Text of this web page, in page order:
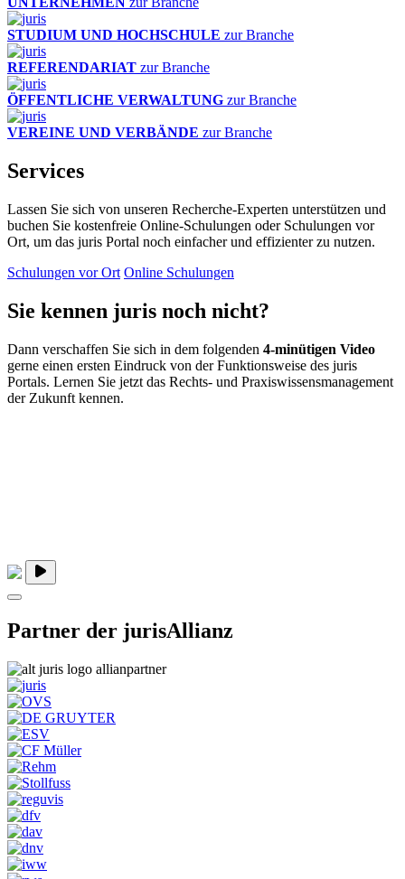
STUDIUM UND HOCHSCHULE zur Branche
REFERENDARIAT zur Branche
ÖFFENTLICHE VERWALTUNG zur Branche
VEREINE UND VERBÄNDE zur Branche
Services
Lassen Sie sich von unseren Recherche-Experten unterstützen und
buchen Sie kostenfreie Online-Schulungen oder Schulungen vor
Ort, um das juris Portal noch einfacher und effizienter zu nutzen.
Schulungen vor Ort Online Schulungen
Sie kennen juris noch nicht?
Dann verschaffen Sie sich in dem folgenden 4-minütigen Video
gerne einen ersten Eindruck von der Funktionsweise des juris
Portals. Lernen Sie jetzt das Rechts- und Praxiswissensmanagement
der Zukunft kennen.
Partner der jurisAllianz